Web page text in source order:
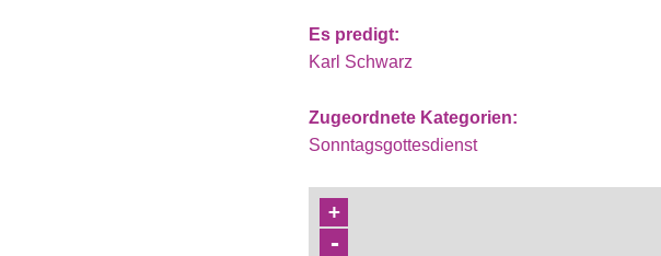
Es predigt:
Karl Schwarz
Zugeordnete Kategorien:
Sonntagsgottesdienst
+
-